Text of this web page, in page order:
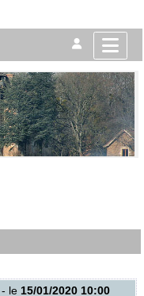
- le 15/01/2020 10:00